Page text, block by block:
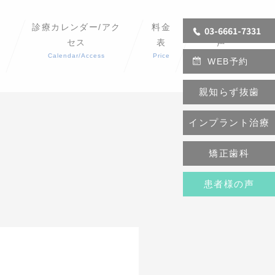
診療カレンダー/アク
セス
Calendar/Access
料金
表
Price
患者様の
声
03-6661-7331
WEB予約
親知らず抜歯
インプラント治療
矯正歯科
患者様の声